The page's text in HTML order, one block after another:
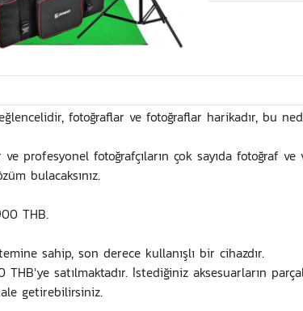
fotoğraflar ve fotoğraflar harikadır, bu
profesyonel fotoğrafçıların çok sayıda fotoğraf
bulacaksınız.
THB.
sahip, son derece kullanışlı bir cihazdır.
THB'ye satılmaktadır. İstediğiniz aksesuarların
getirebilirsiniz.